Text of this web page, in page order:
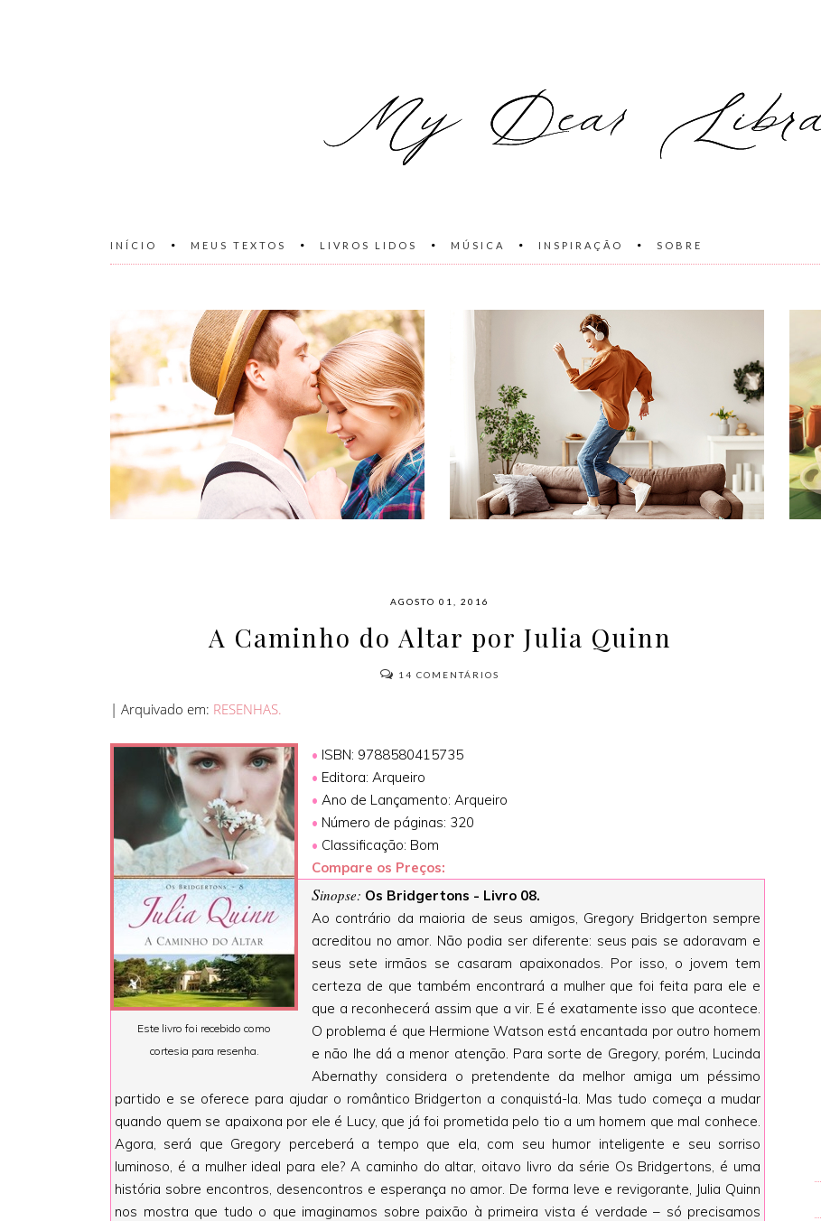
INÍCIO MEUS TEXTOS LIVROS LIDOS MÚSICA INSPIRAÇÃO SOBRE
AGOSTO 01, 2016
A Caminho do Altar por Julia Quinn
14 COMENTÁRIOS
| Arquivado em: RESENHAS.
Este livro foi recebido como
cortesia para resenha.
• ISBN: 9788580415735
• Editora: Arqueiro
• Ano de Lançamento: Arqueiro
• Número de páginas: 320
• Classificação: Bom
Compare os Preços:
Sinopse: Os Bridgertons - Livro 08.
Ao contrário da maioria de seus amigos, Gregory Bridgerton sempre
acreditou no amor. Não podia ser diferente: seus pais se adoravam e
seus sete irmãos se casaram apaixonados. Por isso, o jovem tem
certeza de que também encontrará a mulher que foi feita para ele e
que a reconhecerá assim que a vir. E é exatamente isso que acontece.
O problema é que Hermione Watson está encantada por outro homem
e não lhe dá a menor atenção. Para sorte de Gregory, porém, Lucinda
Abernathy considera o pretendente da melhor amiga um péssimo
partido e se oferece para ajudar o romântico Bridgerton a conquistá-la. Mas tudo começa a mudar
quando quem se apaixona por ele é Lucy, que já foi prometida pelo tio a um homem que mal conhece.
Agora, será que Gregory perceberá a tempo que ela, com seu humor inteligente e seu sorriso
luminoso, é a mulher ideal para ele? A caminho do altar, oitavo livro da série Os Bridgertons, é uma
história sobre encontros, desencontros e esperança no amor. De forma leve e revigorante, Julia Quinn
nos mostra que tudo o que imaginamos sobre paixão à primeira vista é verdade – só precisamos